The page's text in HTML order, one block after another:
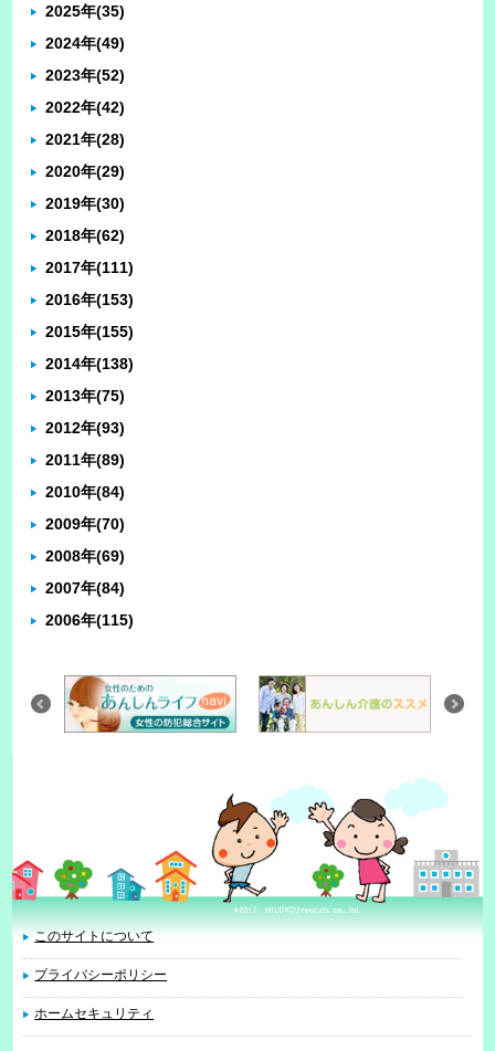
2025年(35)
2024年(49)
2023年(52)
2022年(42)
2021年(28)
2020年(29)
2019年(30)
2018年(62)
2017年(111)
2016年(153)
2015年(155)
2014年(138)
2013年(75)
2012年(93)
2011年(89)
2010年(84)
2009年(70)
2008年(69)
2007年(84)
2006年(115)
このサイトについて
プライバシーポリシー
ホームセキュリティ